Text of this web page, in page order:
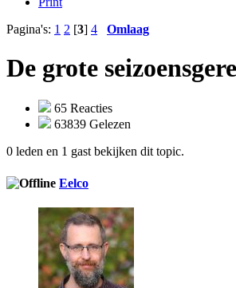
Pagina's: 1 2 [3] 4 Omlaag
De grote
65 Reacties
63839 Gelezen
0 leden en 1 gast bekijken dit topic.
Eelco